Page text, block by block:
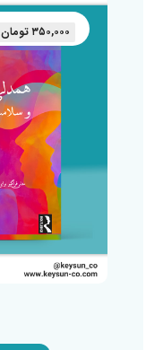
۳۵۰,۰۰۰ تومان